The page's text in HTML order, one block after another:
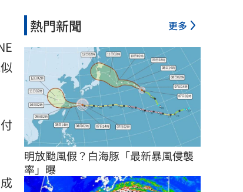
熱門新聞 更多
明放颱風假？白海豚「最新暴風侵襲
率」曝